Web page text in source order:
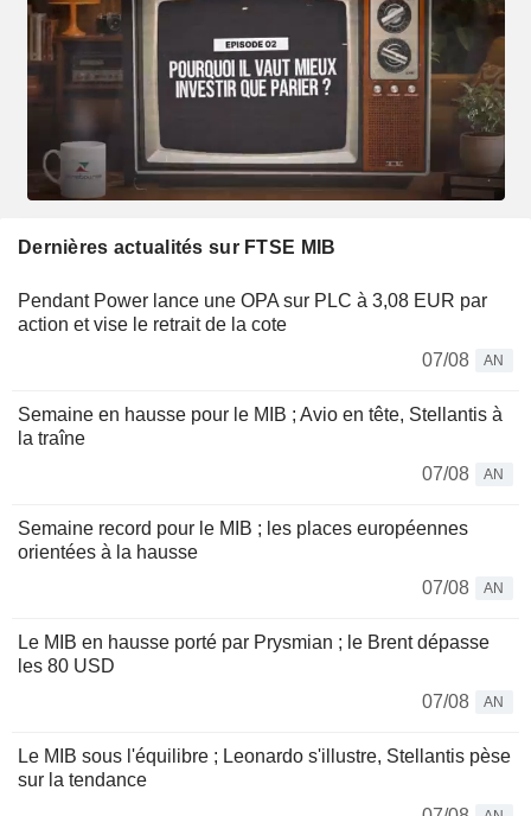
Dernières actualités sur FTSE MIB
Pendant Power lance une OPA sur PLC à 3,08 EUR par
action et vise le retrait de la cote
07/08
AN
Semaine en hausse pour le MIB ; Avio en tête, Stellantis à
la traîne
07/08
AN
Semaine record pour le MIB ; les places européennes
orientées à la hausse
07/08
AN
Le MIB en hausse porté par Prysmian ; le Brent dépasse
les 80 USD
07/08
AN
Le MIB sous l'équilibre ; Leonardo s'illustre, Stellantis pèse
sur la tendance